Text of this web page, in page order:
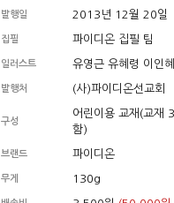
발행일 2013년 12월 20일
집필 파이디온 집필 팀
일러스트 유영근 유혜령 이인혜
발행처 (사)파이디온선교회
구성
어린이용 교재(교재
함)
브랜드 파이디온
무게 130g